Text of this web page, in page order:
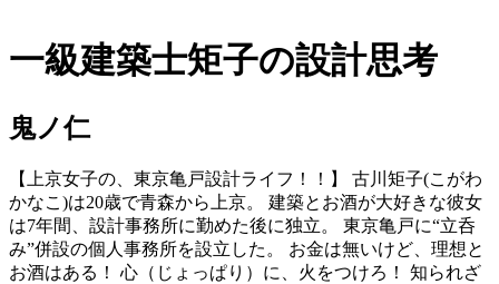
一級建築士矩子の設計思考
鬼ノ仁
【上京女子の、東京亀戸設計ライフ！！】 古川矩子(こがわ
かなこ)は20歳で青森から上京。 建築とお酒が大好きな彼女
は7年間、設計事務所に勤めた後に独立。 東京亀戸に“立呑
み”併設の個人事務所を設立した。 お金は無いけど、理想と
お酒はある！ 心（じょっぱり）に、火をつけろ！ 知られざ